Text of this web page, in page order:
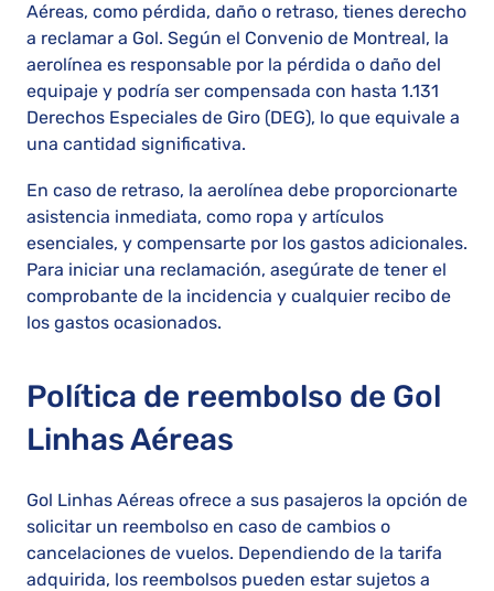
Aéreas, como pérdida, daño o retraso, tienes derecho
a reclamar a Gol. Según el Convenio de Montreal, la
aerolínea es responsable por la pérdida o daño del
equipaje y podría ser compensada con hasta 1.131
Derechos Especiales de Giro (DEG), lo que equivale a
una cantidad significativa.
En caso de retraso, la aerolínea debe proporcionarte
asistencia inmediata, como ropa y artículos
esenciales, y compensarte por los gastos adicionales.
Para iniciar una reclamación, asegúrate de tener el
comprobante de la incidencia y cualquier recibo de
los gastos ocasionados.
Política de reembolso de Gol
Linhas Aéreas
Gol Linhas Aéreas ofrece a sus pasajeros la opción de
solicitar un reembolso en caso de cambios o
cancelaciones de vuelos. Dependiendo de la tarifa
adquirida, los reembolsos pueden estar sujetos a